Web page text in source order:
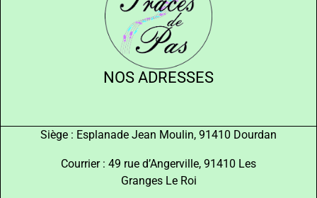
NOS ADRESSES
Siège : Esplanade Jean Moulin, 91410 Dourdan
Courrier : 49 rue d’Angerville, 91410 Les
Granges Le Roi